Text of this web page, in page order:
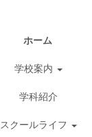
ホーム
学校案内
学科紹介
スクールライフ